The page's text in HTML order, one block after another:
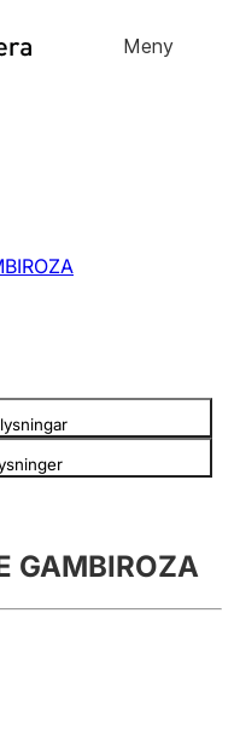
Meny
GAMBIROZA